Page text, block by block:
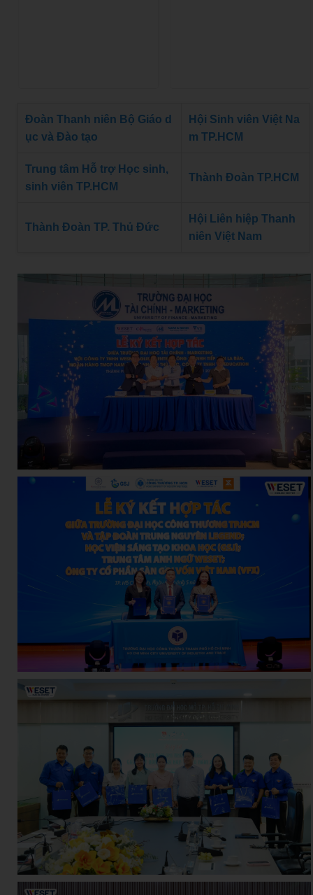
Đoàn Thanh niên Bộ Giáo d
ục và Đào tạo
Hội Sinh viên Việt Na
m TP.HCM
Trung tâm Hỗ trợ Học sinh,
sinh viên TP.HCM
Thành Đoàn TP.HCM
Thành Đoàn TP. Thủ Đức
Hội Liên hiệp Thanh
niên Việt Nam